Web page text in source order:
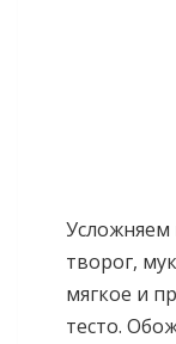
Усложняем
творог,
мягкое и
тесто.